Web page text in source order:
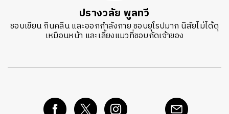
ปรางวลัย พูลทวี
ชอบเขียน กินคลีน และออกกำลังกาย ชอบยุโรปมาก นิสัยไม่ได้ดุ
เหมือนหน้า และเลี้ยงแมวที่ชอบกัดเจ้าของ